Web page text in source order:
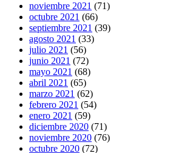
noviembre 2021 (71)
octubre 2021 (66)
septiembre 2021 (39)
agosto 2021 (33)
julio 2021 (56)
junio 2021 (72)
mayo 2021 (68)
abril 2021 (65)
marzo 2021 (62)
febrero 2021 (54)
enero 2021 (59)
diciembre 2020 (71)
noviembre 2020 (76)
octubre 2020 (72)